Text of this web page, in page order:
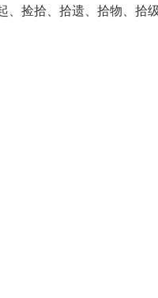
捡拾、拾遗、拾物、拾